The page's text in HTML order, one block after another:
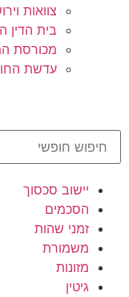
צוואות
בית הדין
מכורסת
עדשת
יישוב סכסוך
הסכמים
זמני שהות
משמורת
מזונות
גיטין